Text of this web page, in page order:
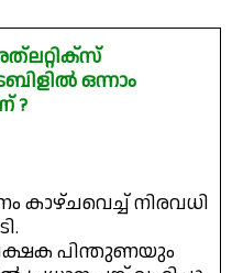
ഒന്നാം
?
കാഴ്ചവെച്ച് നിരവധി
പിന്തുണയും